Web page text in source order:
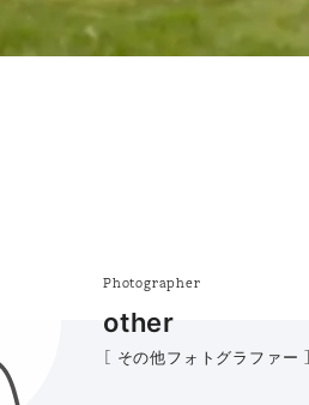
Photographer
other
［ その他フォトグラファー ］